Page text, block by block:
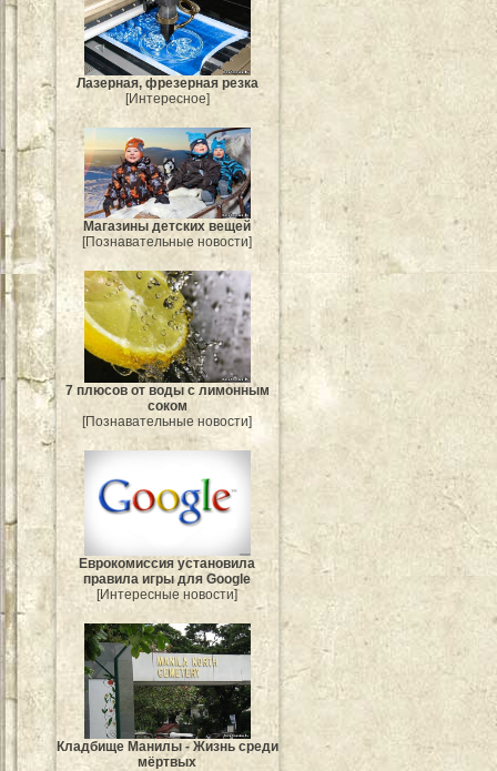
Лазерная, фрезерная резка
[Интересное]
Магазины детских вещей
[Познавательные новости]
7 плюсов от воды с лимонным
соком
[Познавательные новости]
Еврокомиссия установила
правила игры для Google
[Интересные новости]
Кладбище Манилы - Жизнь среди
мёртвых